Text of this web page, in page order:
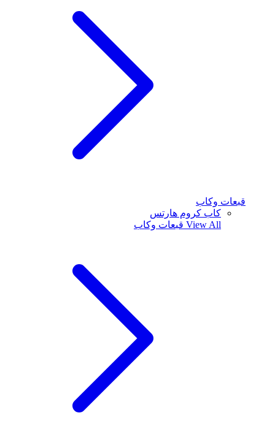
قبعات وكاب
كاب كروم هارتس
View All قبعات وكاب